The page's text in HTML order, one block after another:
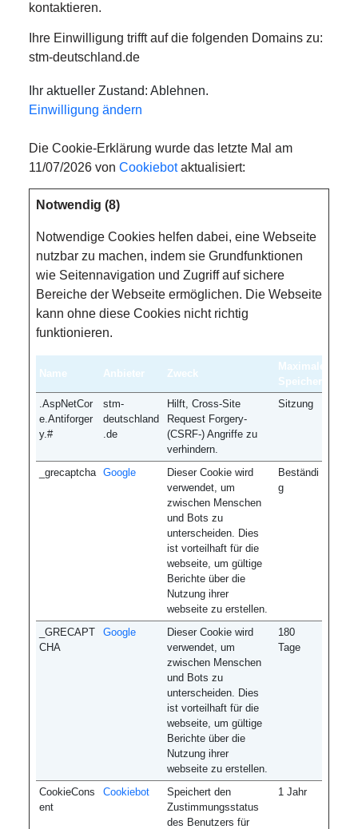
kontaktieren.
Ihre Einwilligung trifft auf die folgenden Domains zu:
stm-deutschland.de
Ihr aktueller Zustand: Ablehnen.
Einwilligung ändern
Die Cookie-Erklärung wurde das letzte Mal am
11/07/2026 von Cookiebotaktualisiert:
Notwendig (8)
Notwendige Cookies helfen dabei, eine Webseite
nutzbar zu machen, indem sie Grundfunktionen
wie Seitennavigation und Zugriff auf sichere
Bereiche der Webseite ermöglichen. Die Webseite
kann ohne diese Cookies nicht richtig
funktionieren.
Name Anbieter Zweck
Maximale
Speicherdauer
.AspNetCor
e.Antiforger
y.#
stm-
deutschland
.de
Hilft, Cross-Site
Request Forgery-
(CSRF-) Angriffe zu
verhindern.
Sitzung
_grecaptcha Google
Dieser Cookie wird
verwendet, um
zwischen Menschen
und Bots zu
unterscheiden. Dies
ist vorteilhaft für die
webseite, um gültige
Berichte über die
Nutzung ihrer
webseite zu erstellen.
Beständi
g
_GRECAPT
CHA
Google
Dieser Cookie wird
verwendet, um
zwischen Menschen
und Bots zu
unterscheiden. Dies
ist vorteilhaft für die
webseite, um gültige
Berichte über die
Nutzung ihrer
webseite zu erstellen.
180
Tage
CookieCons
ent
Cookiebot
Speichert den
Zustimmungsstatus
des Benutzers für
1 Jahr